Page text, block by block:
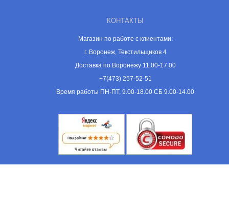
КОНТАКТЫ
Магазин по работе с клиентами:
г. Воронеж, Текстильщиков 4
Доставка по Воронежу 11.00-17.00
+7(473) 257-52-51
Время работы ПН-ПТ, 9.00-18.00 СБ 9.00-14.00